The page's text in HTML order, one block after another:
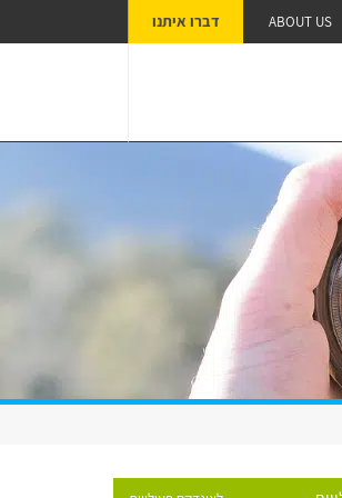
ABOUT US דברו איתנו